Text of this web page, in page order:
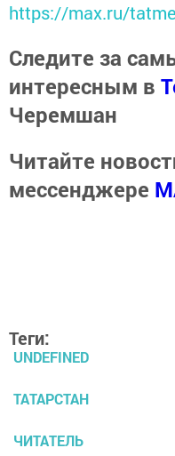
https://max.ru/
Следите за
интересным в
Черемшан
Читайте
мессенджере
Теги:
UNDEFINED
ТАТАРСТАН
ЧИТАТЕЛЬ